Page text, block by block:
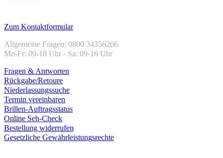
Zum Kontaktformular
Allgemeine Fragen: 0800 34356266
Mo-Fr: 09-18 Uhr - Sa: 09-16 Uhr
Fragen & Antworten
Rückgabe/Retoure
Niederlassungssuche
Termin vereinbaren
Brillen-Auftragsstatus
Online Seh-Check
Bestellung widerrufen
Gesetzliche Gewährleistungsrechte